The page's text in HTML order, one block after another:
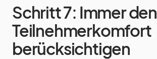
Schritt 7: Immer den
Teilnehmerkomfort
berücksichtigen